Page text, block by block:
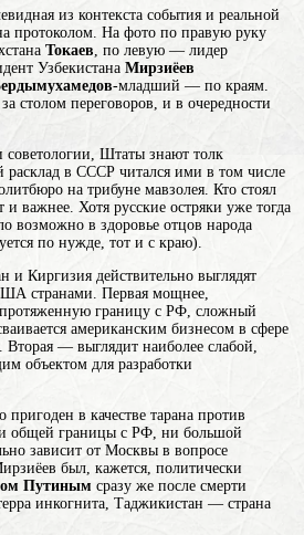
из контекста события и реальной
протоколом. На фото по правую руку
Токаев , по левую — лидер
Узбекистана Мирзиёев
-младший — по краям.
столом переговоров, и в очередности
Штаты знают толк
расклад в СССР читался ими в том числе
на трибуне мавзолея. Кто стоял
и важнее. Хотя русские остряки уже тогда
возможно в здоровье отцов народа
по нужде, тот и с краю).
и Киргизия действительно выглядят
странами. Первая мощнее,
протяженную границу с РФ, сложный
американским бизнесом в сфере
— выглядит наиболее слабой,
объектом для разработки
в качестве тарана против
общей границы с РФ, ни большой
зависит от Москвы в вопросе
был, кажется, политически
Путиным сразу же после смерти
инкогнита, Таджикистан — страна